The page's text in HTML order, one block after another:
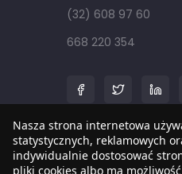
(32) 608 97 60
668 220 354
Nasza strona internetowa
statystycznych, reklamowych
indywidualnie dostosować
pliki cookies albo ma